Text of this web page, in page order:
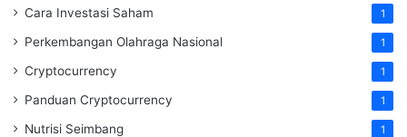
Cara Investasi Saham 1
Perkembangan Olahraga Nasional 1
Cryptocurrency 1
Panduan Cryptocurrency 1
Nutrisi Seimbang 1